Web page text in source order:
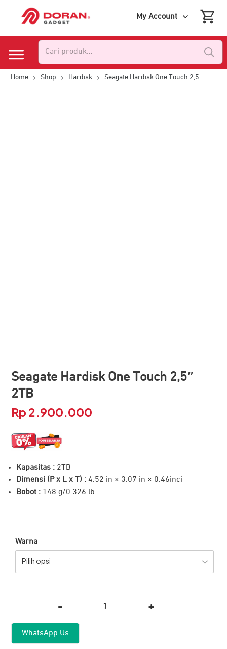
My Account
Home Shop Hardisk Seagate Hardisk One Touch 2,5″ 2TB
Seagate Hardisk One Touch 2,5″
2TB
Rp 2.900.000
Kapasitas : 2TB
Dimensi (P x L x T) : 4.52 in × 3.07 in × 0.46inci
Bobot : 148 g/0.326 lb
Warna
Pilih opsi
-
Seagate
Hardisk
+
WhatsApp Us